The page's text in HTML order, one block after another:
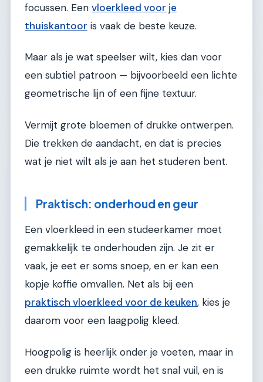
focussen. Een vloerkleed voor je
thuiskantoor is vaak de beste keuze.
Maar als je wat speelser wilt, kies dan voor
een subtiel patroon — bijvoorbeeld een lichte
geometrische lijn of een fijne textuur.
Vermijt grote bloemen of drukke ontwerpen.
Die trekken de aandacht, en dat is precies
wat je niet wilt als je aan het studeren bent.
Praktisch: onderhoud en geur
Een vloerkleed in een studeerkamer moet
gemakkelijk te onderhouden zijn. Je zit er
vaak, je eet er soms snoep, en er kan een
kopje koffie omvallen. Net als bij een
praktisch vloerkleed voor de keuken, kies je
daarom voor een laagpolig kleed.
Hoogpolig is heerlijk onder je voeten, maar in
een drukke ruimte wordt het snal vuil, en is